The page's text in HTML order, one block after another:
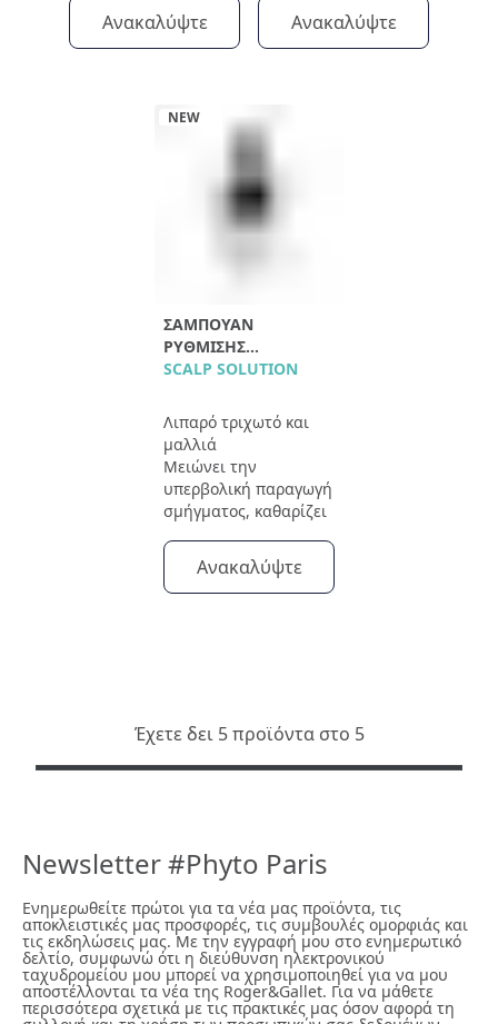
Ανακαλύψτε Ανακαλύψτε
NEW
ΣΑΜΠΟΥΆΝ
ΡΎΘΜΙΣΗΣ
ΛΙΠΑΡΌΤΗΤΑΣ
SCALP SOLUTION
Λιπαρό τριχωτό και
μαλλιά
Μειώνει την
υπερβολική παραγωγή
σμήγματος, καθαρίζει
Ανακαλύψτε
Έχετε δει 5 προϊόντα στο 5
Newsletter #Phyto Paris
Ενημερωθείτε πρώτοι για τα νέα μας προϊόντα, τις
αποκλειστικές μας προσφορές, τις συμβουλές ομορφιάς και
τις εκδηλώσεις μας. Με την εγγραφή μου στο ενημερωτικό
δελτίο, συμφωνώ ότι η διεύθυνση ηλεκτρονικού
ταχυδρομείου μου μπορεί να χρησιμοποιηθεί για να μου
αποστέλλονται τα νέα της Roger&Gallet. Για να μάθετε
περισσότερα σχετικά με τις πρακτικές μας όσον αφορά τη